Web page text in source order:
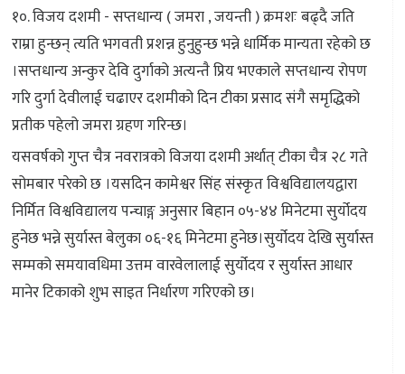
१०. विजय दशमी - सप्तधान्य ( जमरा , जयन्ती ) क्रमशः बढ्दै जति
राम्रा हुन्छन् त्यति भगवती प्रशन्न हुनुहुन्छ भन्ने धार्मिक मान्यता रहेको छ
।सप्तधान्य अन्कुर देवि दुर्गाको अत्यन्तै प्रिय भएकाले सप्तधान्य रोपण
गरि दुर्गा देवीलाई चढाएर दशमीको दिन टीका प्रसाद संगै समृद्धिको
प्रतीक पहेलो जमरा ग्रहण गरिन्छ।
यसवर्षको गुप्त चैत्र नवरात्रको विजया दशमी अर्थात् टीका चैत्र २८ गते
सोमबार परेको छ ।यसदिन कामेश्वर सिंह संस्कृत विश्वविद्यालयद्वारा
निर्मित विश्वविद्यालय पन्चाङ्ग अनुसार बिहान ०५-४४ मिनेटमा सुर्योदय
हुनेछ भन्ने सुर्यास्त बेलुका ०६-१६ मिनेटमा हुनेछ।सुर्योदय देखि सुर्यास्त
सम्मको समयावधिमा उत्तम वारवेलालाई सुर्योदय र सुर्यास्त आधार
मानेर टिकाको शुभ साइत निर्धारण गरिएको छ।